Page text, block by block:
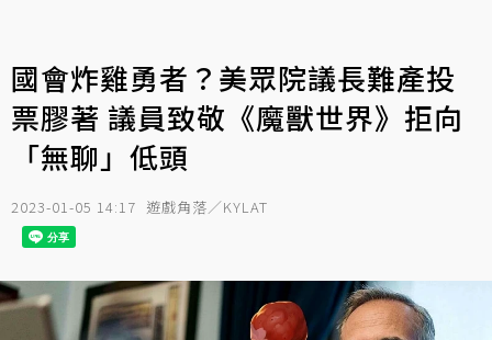
國會炸雞勇者？美眾院議長難產投
票膠著 議員致敬《魔獸世界》拒向
「無聊」低頭
2023-01-05 14:17 遊戲角落／KYLAT